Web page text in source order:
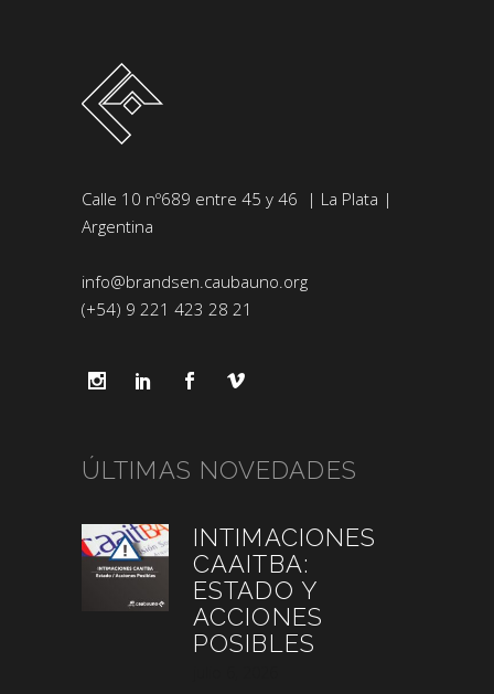
Calle 10 nº689 entre 45 y 46 | La Plata |
Argentina
info@brandsen.caubauno.org
(+54) 9 221 423 28 21
ÚLTIMAS NOVEDADES
INTIMACIONES
CAAITBA:
ESTADO Y
ACCIONES
POSIBLES